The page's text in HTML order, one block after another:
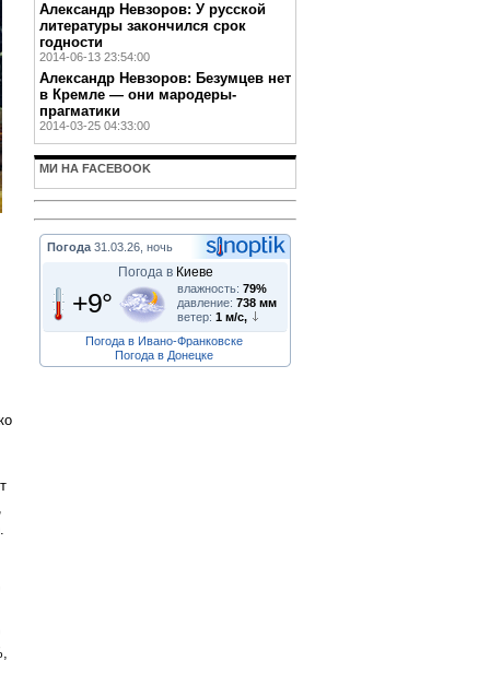
Александр Невзоров: У русской
литературы закончился срок
годности
2014-06-13 23:54:00
Александр Невзоров: Безумцев нет
в Кремле — они мародеры-
прагматики
2014-03-25 04:33:00
МИ НА FACEBOOK
Погода 31.03.26, ночь
Погода в Киеве
+9° влажность: 79%
давление: 738 мм
ветер: 1 м/с,
Погода в Ивано-Франковске
Погода в Донецке